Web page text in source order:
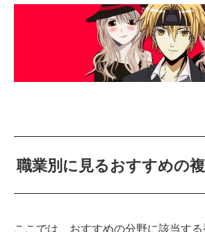
職業別に見るおすすめの
ここでは、おすすめの分野に該当す